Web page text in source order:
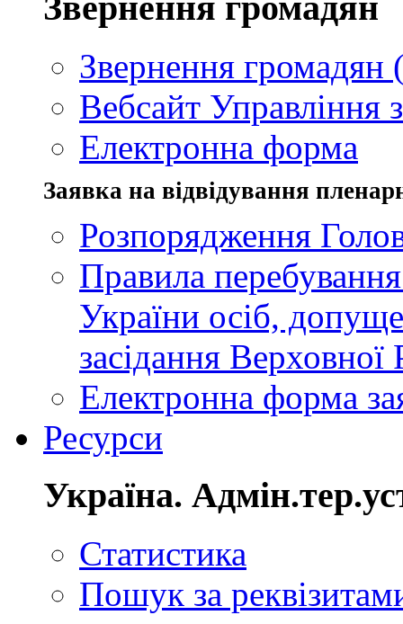
Звернення громадян
Вебсайт Управління
Електронна форма
Заявка на відвідування
Розпорядження
Правила
України осіб,
засідання
Електронна форма
Ресурси
Україна.
Статистика
Пошук за